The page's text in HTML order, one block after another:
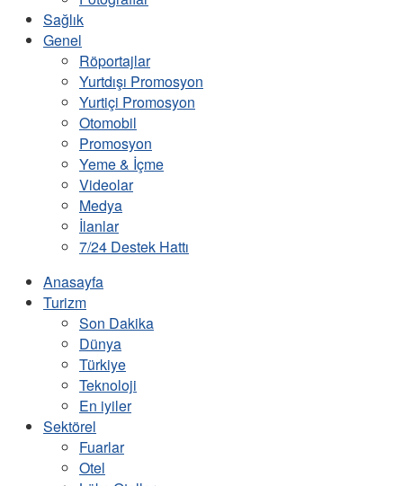
Sağlık
Genel
Röportajlar
Yurtdışı Promosyon
Yurtiçi Promosyon
Otomobil
Promosyon
Yeme & İçme
Videolar
Medya
İlanlar
7/24 Destek Hattı
Anasayfa
Turizm
Son Dakika
Dünya
Türkiye
Teknoloji
En iyiler
Sektörel
Fuarlar
Otel